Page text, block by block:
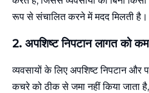
रूप से संचालित करने में मदद मिलती है।
2. अपशिष्टनिपटानलागत को
व्यवसायों के लिए अपशिष्ट निपटान और
कचरे को ठीक से जमा नहीं किया जाता